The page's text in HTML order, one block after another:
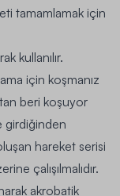
tamamlamak için
kullanılır.
için koşmanız
beri koşuyor
girdiğinden
hareket serisi
çalışılmalıdır.
akrobatik